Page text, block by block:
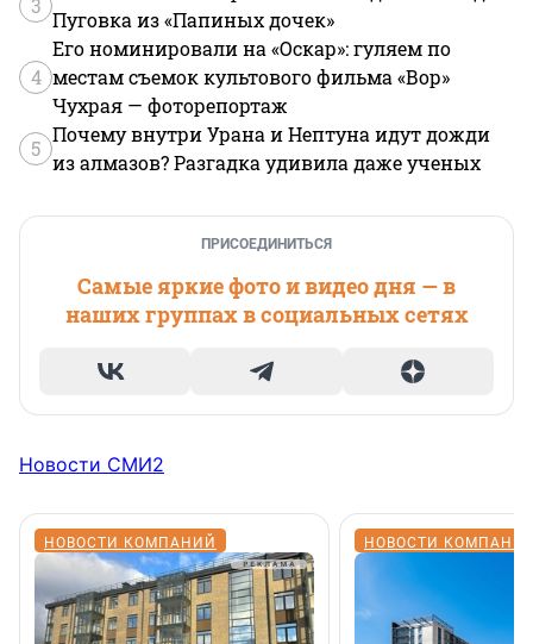
3
Пуговка из «Папиных дочек»
4
Его номинировали на «Оскар»: гуляем по
местам съемок культового фильма «Вор»
Чухрая — фоторепортаж
5
Почему внутри Урана и Нептуна идут дожди
из алмазов? Разгадка удивила даже ученых
ПРИСОЕДИНИТЬСЯ
Самые яркие фото и видео дня — в
наших группах в социальных сетях
Новости СМИ2
НОВОСТИ КОМПАНИЙ НОВОСТИ